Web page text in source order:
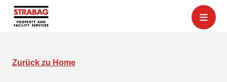
Zurück zu Home